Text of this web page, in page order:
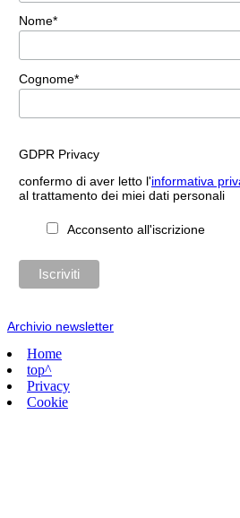
Nome*
Cognome*
GDPR Privacy
confermo di aver letto l'informativa
al trattamento dei miei dati personali
Acconsento all'iscrizione
Archivio newsletter
Home
top^
Privacy
Cookie